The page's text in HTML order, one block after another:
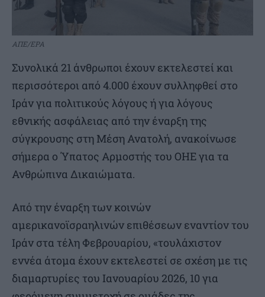
ΑΠΕ/EPA
Συνολικά 21 άνθρωποι έχουν εκτελεστεί και
περισσότεροι από 4.000 έχουν συλληφθεί στο
Ιράν για πολιτικούς λόγους ή για λόγους
εθνικής ασφάλειας από την έναρξη της
σύγκρουσης στη Μέση Ανατολή, ανακοίνωσε
σήμερα ο Ύπατος Αρμοστής του ΟΗΕ για τα
Ανθρώπινα Δικαιώματα.
Από την έναρξη των κοινών
αμερικανοϊσραηλινών επιθέσεων εναντίον του
Ιράν στα τέλη Φεβρουαρίου, «τουλάχιστον
εννέα άτομα έχουν εκτελεστεί σε σχέση με τις
διαμαρτυρίες του Ιανουαρίου 2026, 10 για